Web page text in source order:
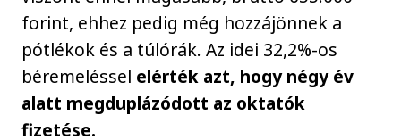
forint, ehhez pedig még hozzájönnek a
pótlékok és a túlórák. Az idei 32,2%-os
béremeléssel elérték azt, hogy négy év
alatt megduplázódott az oktatók
fizetése.